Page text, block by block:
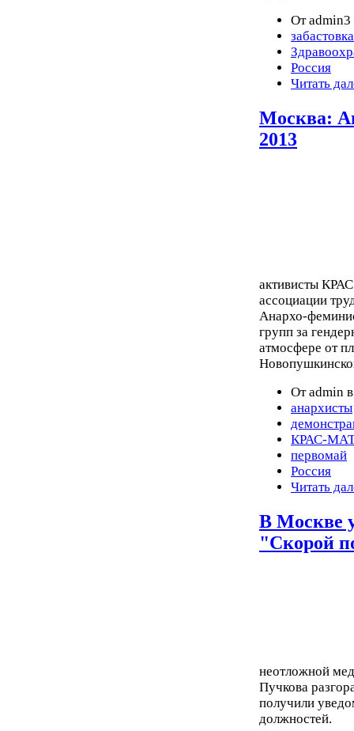
От admin3
забастовка
Россия
Читать
Москва:
2013
активисты
ассоциации
Анархо-
групп за
атмосфере от
От admin
анархисты
КРАС-
первомай
Россия
Читать
В Москве
"Скорой
неотложной
Пучкова
получили
должностей.